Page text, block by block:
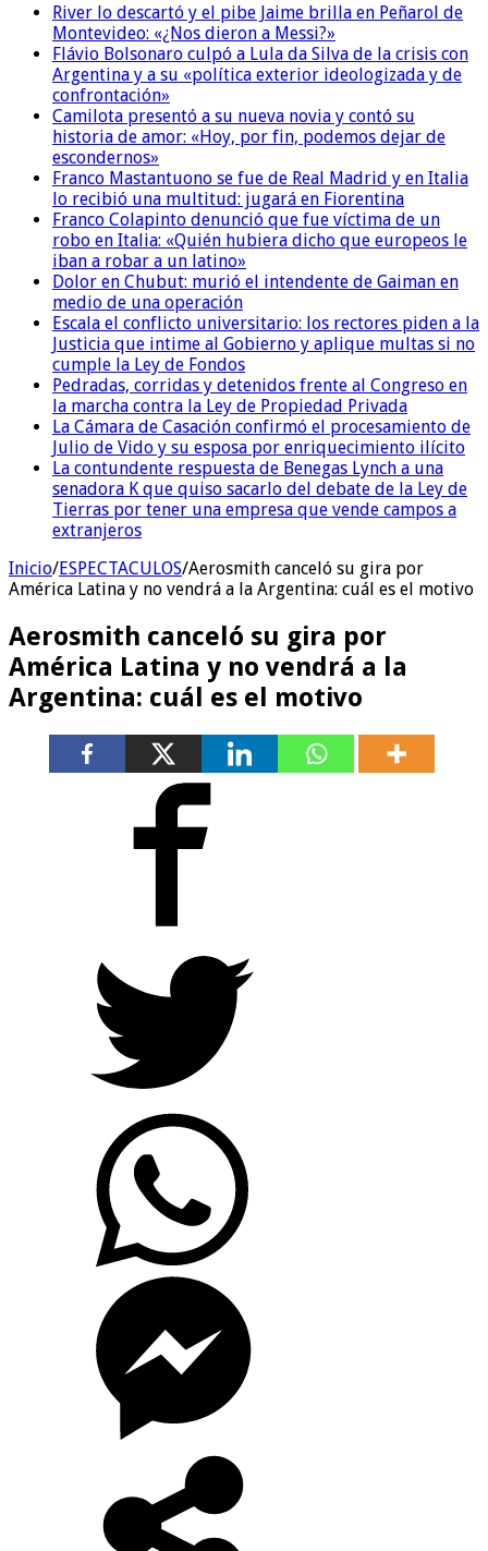
River lo descartó y el pibe Jaime brilla en Peñarol de
Montevideo: «¿Nos dieron a Messi?»
Flávio Bolsonaro culpó a Lula da Silva de la crisis con
Argentina y a su «política exterior ideologizada y de
confrontación»
Camilota presentó a su nueva novia y contó su
historia de amor: «Hoy, por fin, podemos dejar de
escondernos»
Franco Mastantuono se fue de Real Madrid y en Italia
lo recibió una multitud: jugará en Fiorentina
Franco Colapinto denunció que fue víctima de un
robo en Italia: «Quién hubiera dicho que europeos le
iban a robar a un latino»
Dolor en Chubut: murió el intendente de Gaiman en
medio de una operación
Escala el conflicto universitario: los rectores piden a la
Justicia que intime al Gobierno y aplique multas si no
cumple la Ley de Fondos
Pedradas, corridas y detenidos frente al Congreso en
la marcha contra la Ley de Propiedad Privada
La Cámara de Casación confirmó el procesamiento de
Julio de Vido y su esposa por enriquecimiento ilícito
La contundente respuesta de Benegas Lynch a una
senadora K que quiso sacarlo del debate de la Ley de
Tierras por tener una empresa que vende campos a
extranjeros
Inicio/ESPECTACULOS/Aerosmith canceló su gira por
América Latina y no vendrá a la Argentina: cuál es el motivo
Aerosmith canceló su gira por
América Latina y no vendrá a la
Argentina: cuál es el motivo